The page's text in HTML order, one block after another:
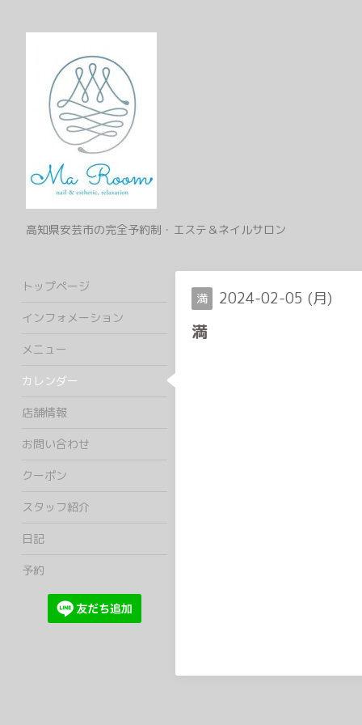
高知県安芸市の完全予約制・エステ＆ネイルサロン
満 2024-02-05 (月)
満
トップページ
インフォメーション
メニュー
カレンダー
店舗情報
お問い合わせ
クーポン
スタッフ紹介
日記
予約